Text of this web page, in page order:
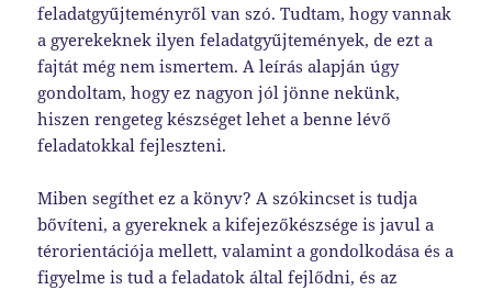
feladatgyűjteményről van szó. Tudtam, hogy vannak
a gyerekeknek ilyen feladatgyűjtemények, de ezt a
fajtát még nem ismertem. A leírás alapján úgy
gondoltam, hogy ez nagyon jól jönne nekünk,
hiszen rengeteg készséget lehet a benne lévő
feladatokkal fejleszteni.
Miben segíthet ez a könyv? A szókincset is tudja
bővíteni, a gyereknek a kifejezőkészsége is javul a
térorientációja mellett, valamint a gondolkodása és a
figyelme is tud a feladatok által fejlődni, és az